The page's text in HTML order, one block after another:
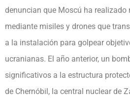
denuncian que Moscú ha
mediante misiles y drones que
a la instalación para golpear
ucranianas. El año anterior, un
significativos a la estructura
de Chernóbil, la central nuclear de